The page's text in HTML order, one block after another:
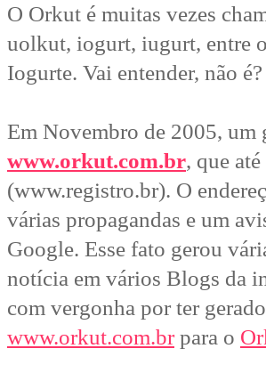
O Orkut é muitas vezes
uolkut, iogurt, iugurt, entre
Iogurte. Vai entender, não é?
Em Novembro de 2005, um
www.orkut.com.br, que
(www.registro.br). O
várias propagandas e um
Google. Esse fato gerou
notícia em vários Blogs da
com vergonha por ter
www.orkut.com.br para o